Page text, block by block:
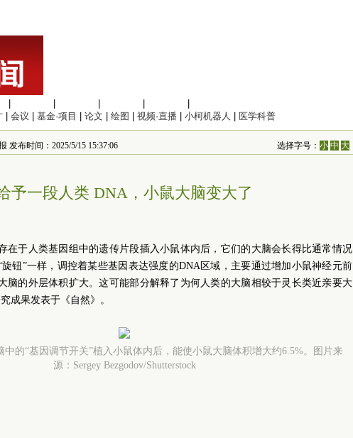
会议 基金·项目 论文 绘图 视频·直播 小柯机器人 医学科普
发布时间：2025/5/15 15:37:06 选择字号：小 中 大
予一段人类 DNA，小鼠大脑变大了
在于人类基因组中的遗传片段插入小鼠体内后，它们的大脑会长得比通常情况
钮”一样，调控着某些基因表达强度的DNA区域，主要通过增加小鼠神经元前
脑的外层体积扩大。这可能部分解释了为何人类的大脑相较于灵长类近亲要大
成果发表于《自然》。
中的“基因调节开关”植入小鼠体内后，能使小鼠大脑体积增大约6.5%。图片来
源：Sergey Bezgodov/Shutterstock